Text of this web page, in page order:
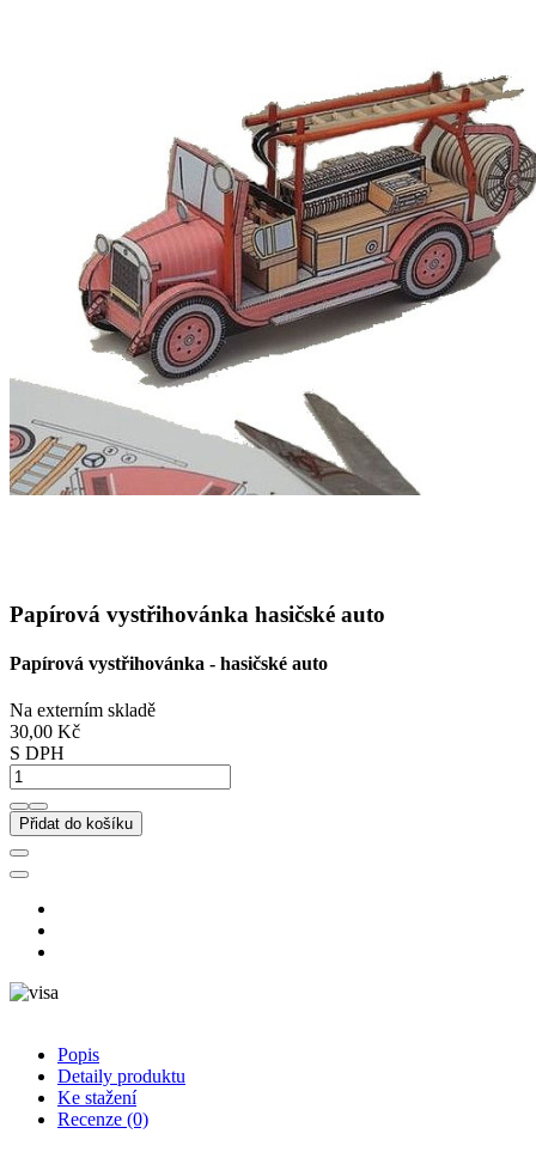
Papírová vystřihovánka hasičské auto
Papírová vystřihovánka - hasičské auto
Na externím skladě
30,00 Kč
S DPH
Přidat do košíku
Popis
Detaily produktu
Ke stažení
Recenze (0)